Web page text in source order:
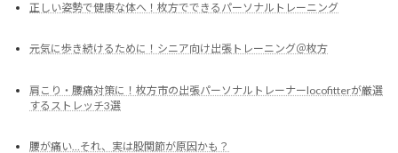
正しい姿勢で健康な体へ！枚方でできるパーソナルトレーニング
元気に歩き続けるために！シニア向け出張トレーニング＠枚方
肩こり・腰痛対策に！枚方市の出張パーソナルトレーナーlocofitterが厳選
するストレッチ3選
腰が痛い…それ、実は股関節が原因かも？